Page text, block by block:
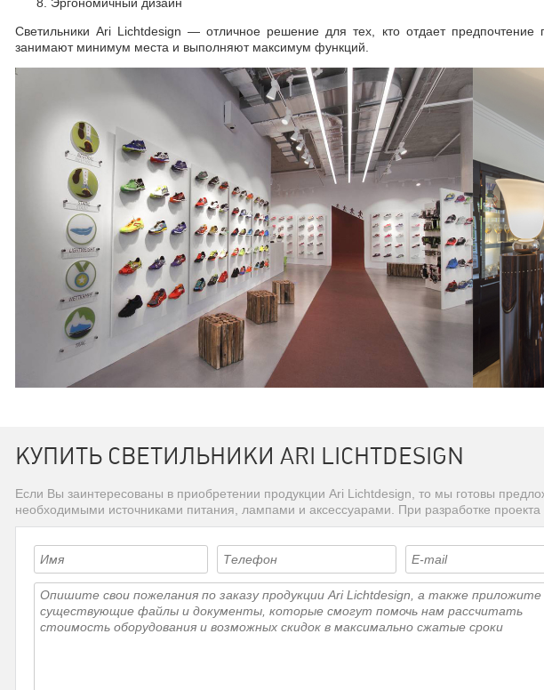
Светильники Ari Lichtdesign — отличное решение для тех, кто отдает
занимают минимум места и выполняют максимум функций.
КУПИТЬ СВЕТИЛЬНИКИ ARI LICHTDESIGN
Если Вы заинтересованы в приобретении продукции Ari Lichtdesign, то мы готовы
необходимыми источниками питания, лампами и аксессуарами. При разработке